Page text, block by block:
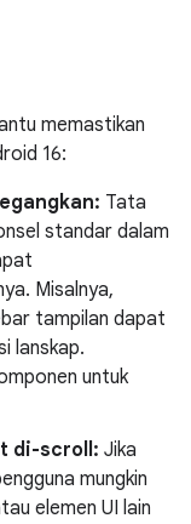
memastikan
16:
Tata
standar dalam
Misalnya,
tampilan dapat
lanskap.
untuk
di-scroll: Jika
mungkin
elemen UI lain